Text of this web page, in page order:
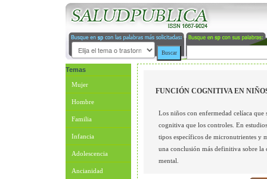
Temas
Mujer
Hombre
Familia
Infancia
Adolescencia
Ancianidad
FUNCIÓN COGNITIVA EN
Los niños con enfermedad celíaca
cognitiva que los controles. En
tipos específicos de micronutrientes y
una conclusión más definitiva sobre
mental.